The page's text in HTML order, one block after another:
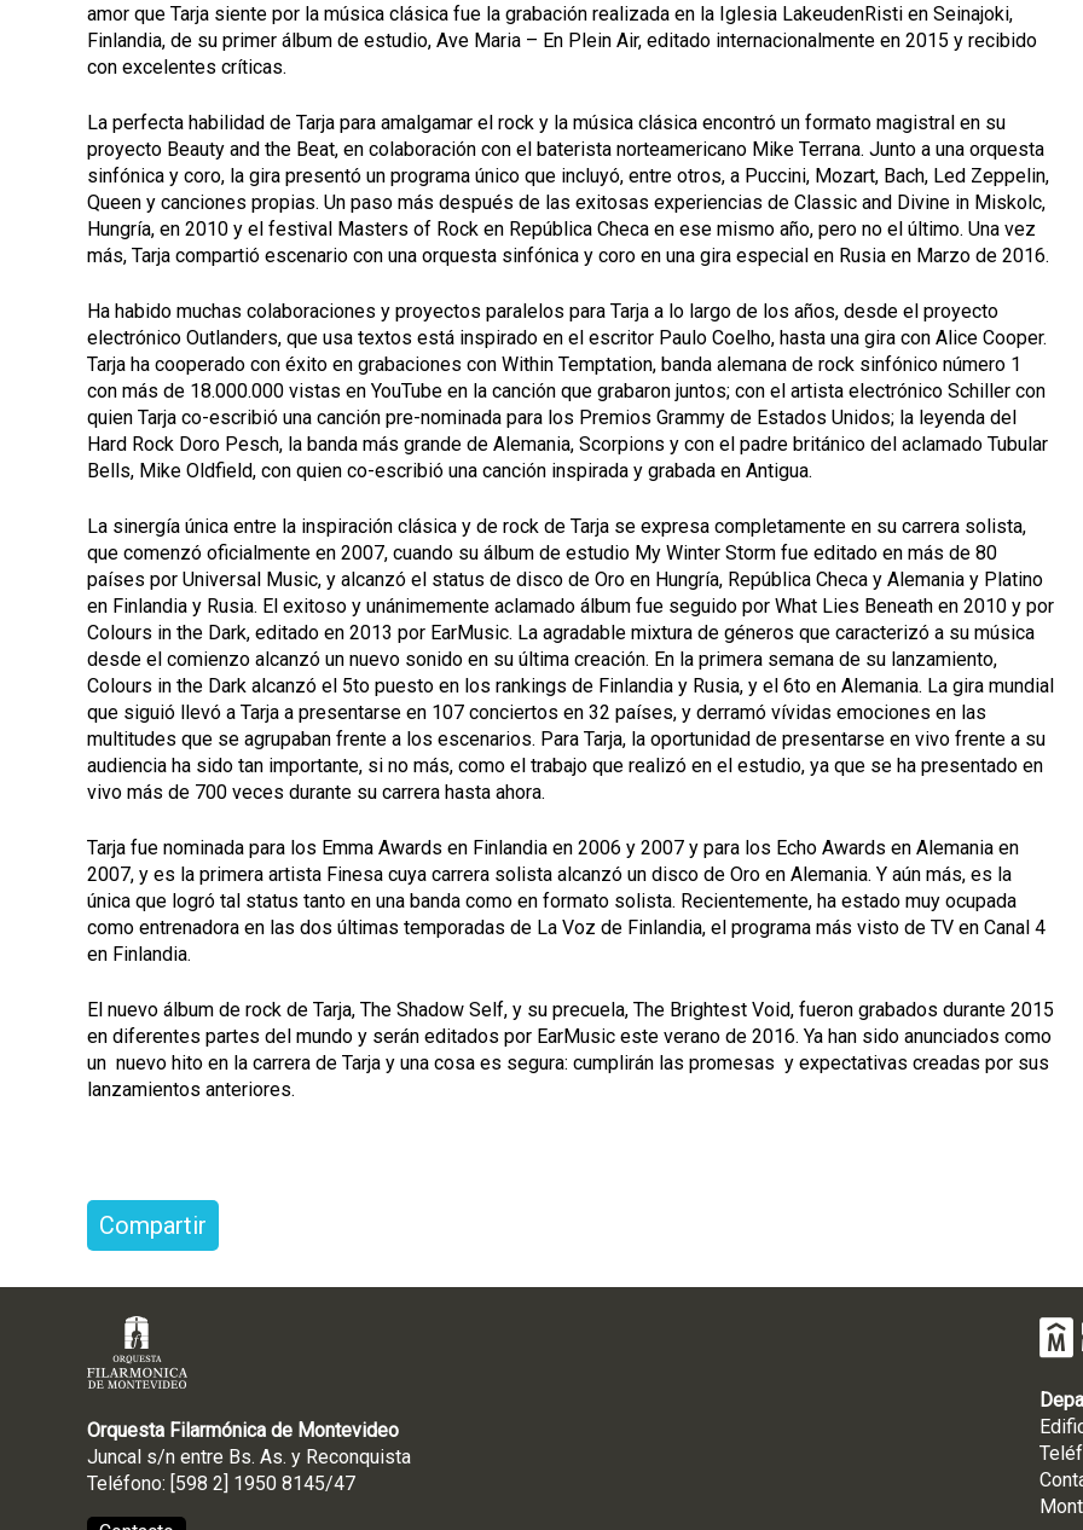
amor que Tarja siente por la música clásica fue la grabación realizada en la Iglesia LakeudenRisti en Seinajoki,
Finlandia, de su primer álbum de estudio, Ave Maria – En Plein Air, editado internacionalmente en 2015 y recibido
con excelentes críticas.
La perfecta habilidad de Tarja para amalgamar el rock y la música clásica encontró un formato magistral en su
proyecto Beauty and the Beat, en colaboración con el baterista norteamericano Mike Terrana. Junto a una orquesta
sinfónica y coro, la gira presentó un programa único que incluyó, entre otros, a Puccini, Mozart, Bach, Led Zeppelin,
Queen y canciones propias. Un paso más después de las exitosas experiencias de Classic and Divine in Miskolc,
Hungría, en 2010 y el festival Masters of Rock en República Checa en ese mismo año, pero no el último. Una vez
más, Tarja compartió escenario con una orquesta sinfónica y coro en una gira especial en Rusia en Marzo de 2016.
Ha habido muchas colaboraciones y proyectos paralelos para Tarja a lo largo de los años, desde el proyecto
electrónico Outlanders, que usa textos está inspirado en el escritor Paulo Coelho, hasta una gira con Alice Cooper.
Tarja ha cooperado con éxito en grabaciones con Within Temptation, banda alemana de rock sinfónico número 1
con más de 18.000.000 vistas en YouTube en la canción que grabaron juntos; con el artista electrónico Schiller con
quien Tarja co-escribió una canción pre-nominada para los Premios Grammy de Estados Unidos; la leyenda del
Hard Rock Doro Pesch, la banda más grande de Alemania, Scorpions y con el padre británico del aclamado Tubular
Bells, Mike Oldfield, con quien co-escribió una canción inspirada y grabada en Antigua.
La sinergía única entre la inspiración clásica y de rock de Tarja se expresa completamente en su carrera solista,
que comenzó oficialmente en 2007, cuando su álbum de estudio My Winter Storm fue editado en más de 80
países por Universal Music, y alcanzó el status de disco de Oro en Hungría, República Checa y Alemania y Platino
en Finlandia y Rusia. El exitoso y unánimemente aclamado álbum fue seguido por What Lies Beneath en 2010 y por
Colours in the Dark, editado en 2013 por EarMusic. La agradable mixtura de géneros que caracterizó a su música
desde el comienzo alcanzó un nuevo sonido en su última creación. En la primera semana de su lanzamiento,
Colours in the Dark alcanzó el 5to puesto en los rankings de Finlandia y Rusia, y el 6to en Alemania. La gira mundial
que siguió llevó a Tarja a presentarse en 107 conciertos en 32 países, y derramó vívidas emociones en las
multitudes que se agrupaban frente a los escenarios. Para Tarja, la oportunidad de presentarse en vivo frente a su
audiencia ha sido tan importante, si no más, como el trabajo que realizó en el estudio, ya que se ha presentado en
vivo más de 700 veces durante su carrera hasta ahora.
Tarja fue nominada para los Emma Awards en Finlandia en 2006 y 2007 y para los Echo Awards en Alemania en
2007, y es la primera artista Finesa cuya carrera solista alcanzó un disco de Oro en Alemania. Y aún más, es la
única que logró tal status tanto en una banda como en formato solista. Recientemente, ha estado muy ocupada
como entrenadora en las dos últimas temporadas de La Voz de Finlandia, el programa más visto de TV en Canal 4
en Finlandia.
El nuevo álbum de rock de Tarja, The Shadow Self, y su precuela, The Brightest Void, fueron grabados durante 2015
en diferentes partes del mundo y serán editados por EarMusic este verano de 2016. Ya han sido anunciados como
un nuevo hito en la carrera de Tarja y una cosa es segura: cumplirán las promesas y expectativas creadas por sus
lanzamientos anteriores.
Compartir
Orquesta Filarmónica de Montevideo
Juncal s/n entre Bs. As. y Reconquista
Teléfono: [598 2] 1950 8145/47